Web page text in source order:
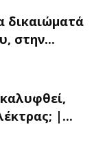
στην...
|...